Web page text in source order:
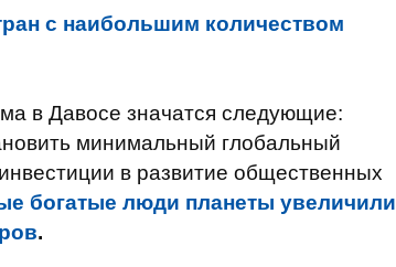
с наибольшим количеством
в Давосе значатся следующие:
минимальный глобальный
в развитие общественных
богатые люди планеты увеличили
.